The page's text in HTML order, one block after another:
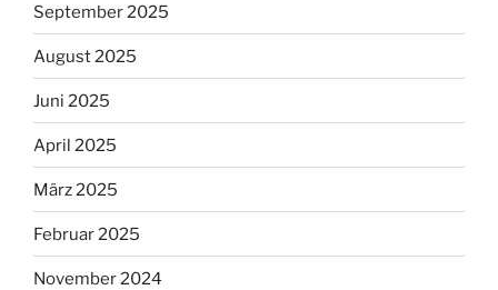
September 2025
August 2025
Juni 2025
April 2025
März 2025
Februar 2025
November 2024